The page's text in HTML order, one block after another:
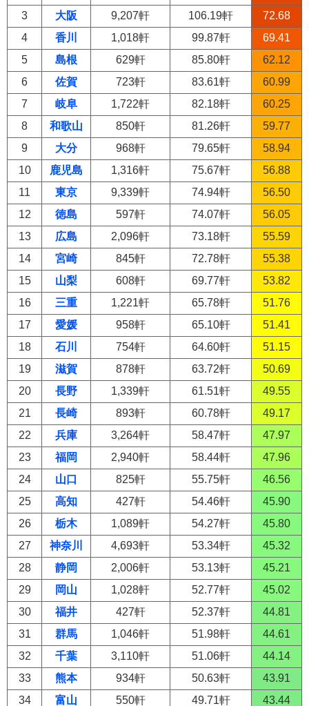
3
大阪 9,207軒 106.19軒
72.68
4
香川 1,018軒 99.87軒
69.41
5
島根 629軒 85.80軒
62.12
6
佐賀 723軒 83.61軒
60.99
7
岐阜 1,722軒 82.18軒
60.25
8
和歌山 850軒 81.26軒
59.77
9
大分 968軒 79.65軒
58.94
10
鹿児島 1,316軒 75.67軒
56.88
11
東京 9,339軒 74.94軒
56.50
12
徳島 597軒 74.07軒
56.05
13
広島 2,096軒 73.18軒
55.59
14
宮崎 845軒 72.78軒
55.38
15
山梨 608軒 69.77軒
53.82
16
三重 1,221軒 65.78軒
51.76
17
愛媛 958軒 65.10軒
51.41
18
石川 754軒 64.60軒
51.15
19
滋賀 878軒 63.72軒
50.69
20
長野 1,339軒 61.51軒
49.55
21
長崎 893軒 60.78軒
49.17
22
兵庫 3,264軒 58.47軒
47.97
23
福岡 2,940軒 58.44軒
47.96
24
山口 825軒 55.75軒
46.56
25
高知 427軒 54.46軒
45.90
26
栃木 1,089軒 54.27軒
45.80
27
神奈川 4,693軒 53.34軒
45.32
28
静岡 2,006軒 53.13軒
45.21
29
岡山 1,028軒 52.77軒
45.02
30
福井 427軒 52.37軒
44.81
31
群馬 1,046軒 51.98軒
44.61
32
千葉 3,110軒 51.06軒
44.14
33
熊本 934軒 50.63軒
43.91
34
富山 550軒 49.71軒 43.44